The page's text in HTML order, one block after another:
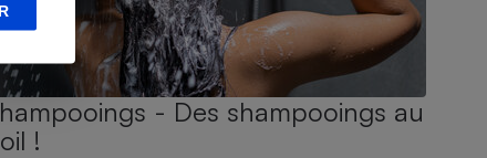
- Des shampooings au
!